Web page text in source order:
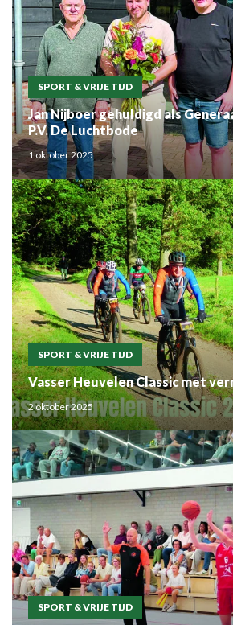
SPORT & VRIJE TIJD
Jan Nijboer gehuldigd als
P.V. De Luchtbode
1 oktober 2025
SPORT & VRIJE TIJD
Vasser
2 oktober 2025
SPORT & VRIJE TIJD